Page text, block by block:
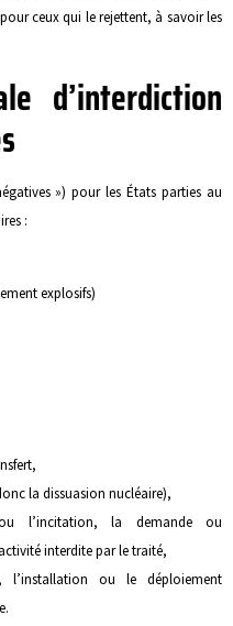
ceux qui le rejettent, à savoir les
d’interdiction
») pour les États parties au
:
explosifs)
la dissuasion nucléaire),
ou l’incitation, la demande ou
interdite par le traité,
l’installation ou le déploiement